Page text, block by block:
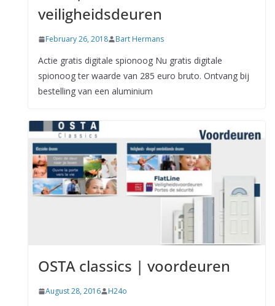
veiligheidsdeuren
February 26, 2018 Bart Hermans
Actie gratis digitale spionoog Nu gratis digitale
spionoog ter waarde van 285 euro bruto. Ontvang bij
bestelling van een aluminium
OSTA classics | voordeuren
August 28, 2016 H24o